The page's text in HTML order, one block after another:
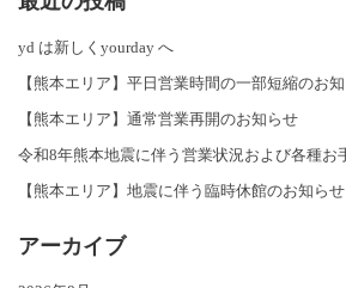
yd は新しくyourday へ
【熊本エリア】平日営業時間の一部短縮のお
【熊本エリア】通常営業再開のお知らせ
令和8年熊本地震に伴う営業状況および各種お
【熊本エリア】地震に伴う臨時休館のお知らせ
アーカイブ